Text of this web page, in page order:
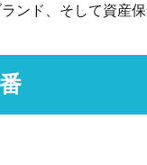
ンド、そして資産